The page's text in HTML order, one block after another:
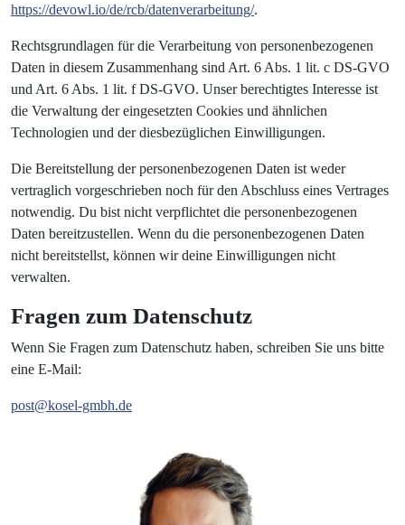
https://devowl.io/de/rcb/datenverarbeitung/.
Rechtsgrundlagen für die Verarbeitung von personenbezogenen
Daten in diesem Zusammenhang sind Art. 6 Abs. 1 lit. c DS-GVO
und Art. 6 Abs. 1 lit. f DS-GVO. Unser berechtigtes Interesse ist
die Verwaltung der eingesetzten Cookies und ähnlichen
Technologien und der diesbezüglichen Einwilligungen.
Die Bereitstellung der personenbezogenen Daten ist weder
vertraglich vorgeschrieben noch für den Abschluss eines Vertrages
notwendig. Du bist nicht verpflichtet die personenbezogenen
Daten bereitzustellen. Wenn du die personenbezogenen Daten
nicht bereitstellst, können wir deine Einwilligungen nicht
verwalten.
Fragen zum Datenschutz
Wenn Sie Fragen zum Datenschutz haben, schreiben Sie uns bitte
eine E-Mail:
post@kosel-gmbh.de